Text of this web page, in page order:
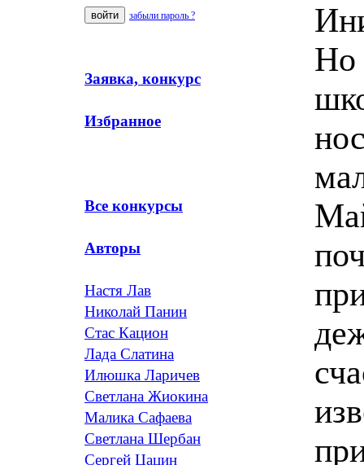
забыли пароль ?
Заявка, конкурс
Избранное
Все конкурсы
Авторы
Настя Лав
Николай Панин
Стас Кацион
Лада Слатина
Илюшка Ларичев
Светлана Жиокина
Малика Сафаева
Светлана Шербан
Сергей Цацин
Но